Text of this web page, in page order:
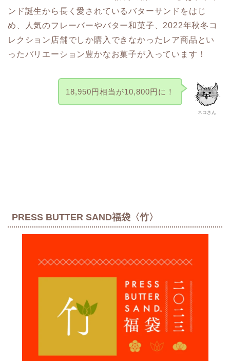
ンド誕生から長く愛されているバターサンドをはじ
め、人気のフレーバーやバター和菓子、2022年秋冬コ
レクション店舗でしか購入できなかったレア商品とい
ったバリエーション豊かなお菓子が入っています！
ネコさん
18,950円相当が10,800円に！
PRESS BUTTER SAND福袋〈竹〉